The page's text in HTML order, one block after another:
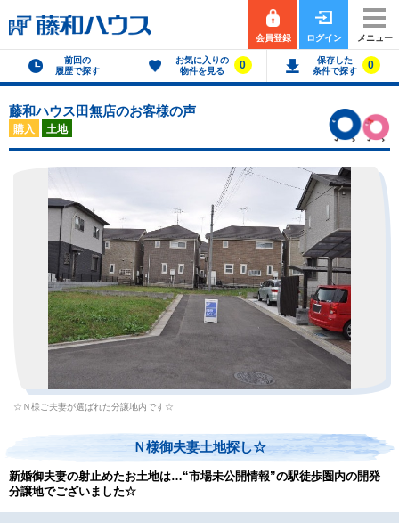
会員登録 ログイン メニュー
前回の
履歴で探す
お気に入りの
物件を見る
0
保存した
条件で探す
0
藤和ハウス田無店のお客様の声
購入 土地
☆Ｎ様ご夫妻が選ばれた分譲地内です☆
Ｎ様御夫妻土地探し☆
新婚御夫妻の射止めたお土地は…“市場未公開情報”の駅徒歩圏内の開発
分譲地でございました☆